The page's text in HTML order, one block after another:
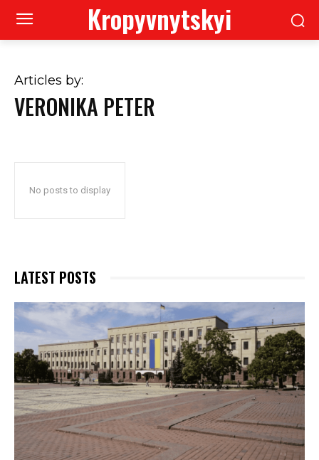
Kropyvnytskyi
Articles by:
VERONIKA PETER
No posts to display
LATEST POSTS